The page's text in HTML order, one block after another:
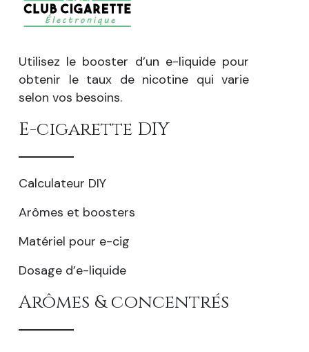
Utilisez le booster d’un e-liquide pour
obtenir le taux de nicotine qui varie
selon vos besoins.
E-cigarette DIY
Calculateur DIY
Arômes et boosters
Matériel pour e-cig
Dosage d’e-liquide
Arômes & concentrés